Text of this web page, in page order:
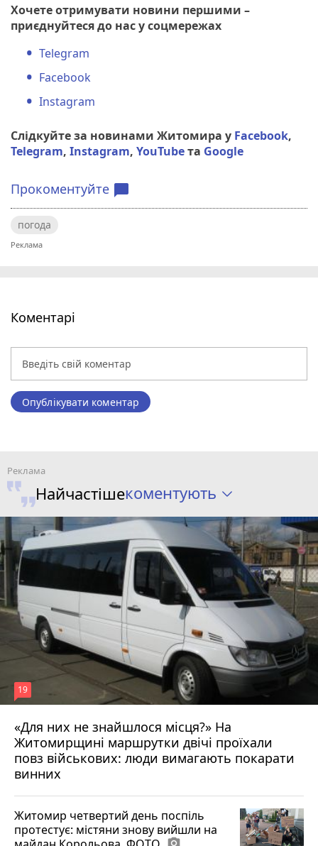
Хочете отримувати новини першими –
приєднуйтеся до нас у соцмережах
Telegram
Facebook
Instagram
Слідкуйте за новинами Житомира у Facebook,
Telegram, Instagram, YouTubeта Google
Прокоментуйте chat_bubble
погода
Коментарі
Опублікувати коментар
Найчастішекоментують
«Для них не знайшлося місця?» На
Житомирщині маршрутки двічі проїхали
повз військових: люди вимагають покарати
винних
19
17 липня 2026 р.
Житомир четвертий день поспіль
протестує: містяни знову вийшли на
photo_camera